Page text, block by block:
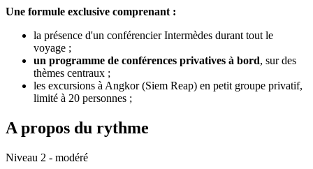
Une formule exclusive comprenant :
la présence d'un conférencier Intermèdes durant tout le
voyage ;
un programme de conférences privatives à bord, sur des
thèmes centraux ;
les excursions à Angkor (Siem Reap) en petit groupe privatif,
limité à 20 personnes ;
A propos du rythme
Niveau 2 - modéré